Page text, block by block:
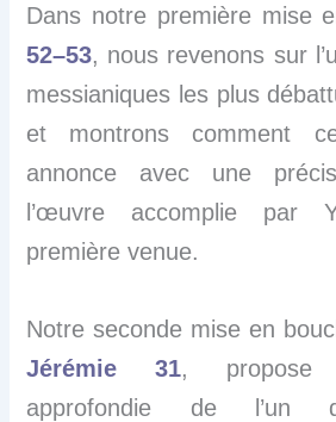
Dans notre première mise
52–53, nous revenons sur
messianiques les plus
et montrons comment
annonce avec une
l’œuvre accomplie par
première venue.
Notre seconde mise en
Jérémie 31, propose
approfondie de l’un